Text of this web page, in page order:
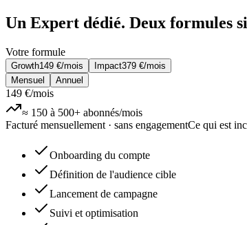
Un Expert dédié. Deux formules
Votre formule
Growth149 €/mois Impact379 €/mois
Mensuel
Annuel
149 €/mois
≈ 150 à 500+ abonnés/mois
Facturé mensuellement · sans engagementCe qui est
Onboarding du compte
Définition de l'audience cible
Lancement de campagne
Suivi et optimisation